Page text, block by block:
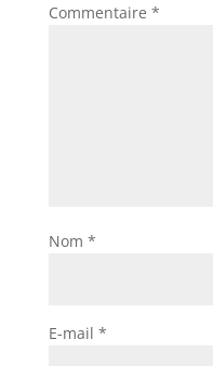
Commentaire *
Nom *
E-mail *